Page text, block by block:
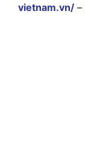
vietnam.vn/ –